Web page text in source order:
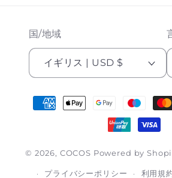
国/地域
イギリス | USD $
決
法
© 2026, COCOS Powered by
プライバシーポリシー 利用規